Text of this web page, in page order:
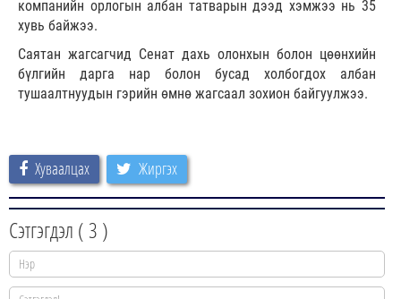
компанийн орлогын албан татварын дээд хэмжээ нь 35
хувь байжээ.
Саятан жагсагчид Сенат дахь олонхын болон цөөнхийн
бүлгийн дарга нар болон бусад холбогдох албан
тушаалтнуудын гэрийн өмнө жагсаал зохион байгуулжээ.
Хуваалцах Жиргэх
Сэтгэгдэл ( 3 )